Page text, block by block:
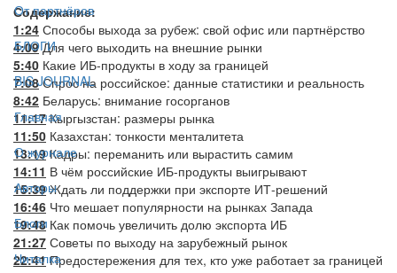
От партнёров
БЛОГИ
BIS JOURNAL
Главная
О журнале
Авторы
Блоги
Читалка
Содержание:
1:24 Способы выхода за рубеж: свой офис или партнёрство
4:09Для чего выходить на внешние рынки
5:40 Какие ИБ-продукты в ходу за границей
7:08Спрос на российское: данные статистики и реальность
8:42 Беларусь: внимание госорганов
11:17Кыргызстан: размеры рынка
11:50 Казахстан: тонкости менталитета
13:19Кадры: переманить или вырастить самим
14:11 В чём российские ИБ-продукты выигрывают
15:39Ждать ли поддержки при экспорте ИТ-решений
16:46 Что мешает популярности на рынках Запада
19:48Как помочь увеличить долю экспорта ИБ
21:27 Советы по выходу на зарубежный рынок
22:41Предостережения для тех, кто уже работает за границей